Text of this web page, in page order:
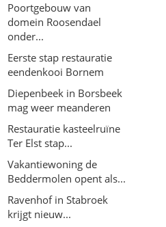
Poortgebouw van
domein Roosendael
onder...
Eerste stap restauratie
eendenkooi Bornem
Diepenbeek in Borsbeek
mag weer meanderen
Restauratie kasteelruïne
Ter Elst stap...
Vakantiewoning de
Beddermolen opent als...
Ravenhof in Stabroek
krijgt nieuw...